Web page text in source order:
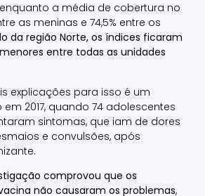
a média de cobertura no
as meninas e 74,5% entre os
da região Norte, os índices ficaram
entre todas as unidades
explicações para isso é um
2017, quando 74 adolescentes
sintomas, que iam de dores
e convulsões, após
comprovou que os
não causaram os problemas,